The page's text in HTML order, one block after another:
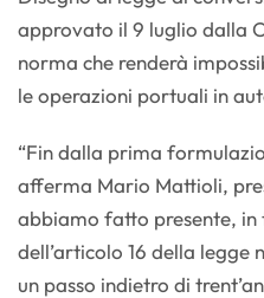
approvato il 9 luglio dalla
norma che renderà
le operazioni portuali in
“Fin dalla prima
afferma Mario Mattioli,
abbiamo fatto presente, in
dell’articolo 16 della legge
un passo indietro di